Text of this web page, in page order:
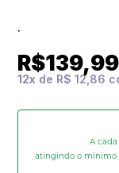
.
R$139,99
12x de R$ 12,86
A
atingindo o mínimo